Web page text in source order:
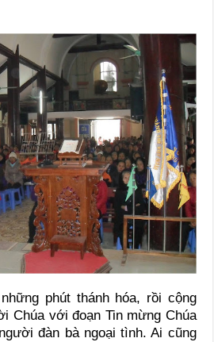
phút thánh hóa, rồi cộng
Chúa với đoạn Tin mừng Chúa
đàn bà ngoại tình. Ai cũng